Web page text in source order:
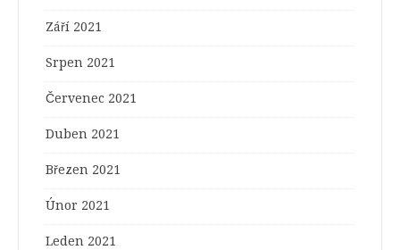
Září 2021
Srpen 2021
Červenec 2021
Duben 2021
Březen 2021
Únor 2021
Leden 2021